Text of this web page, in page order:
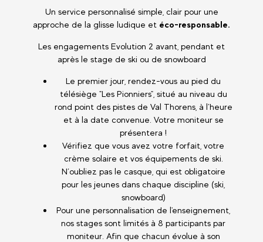
Un service personnalisé simple, clair pour une
approche de la glisse ludique et éco-responsable.
Les engagements Evolution 2 avant, pendant et
après le stage de ski ou de snowboard
Le premier jour, rendez-vous au pied du
télésiège "Les Pionniers", situé au niveau du
rond point des pistes de Val Thorens, à l’heure
et à la date convenue. Votre moniteur se
présentera !
Vérifiez que vous avez votre forfait, votre
crème solaire et vos équipements de ski.
N’oubliez pas le casque, qui est obligatoire
pour les jeunes dans chaque discipline (ski,
snowboard)
Pour une personnalisation de l'enseignement,
nos stages sont limités à 8 participants par
moniteur. Afin que chacun évolue à son